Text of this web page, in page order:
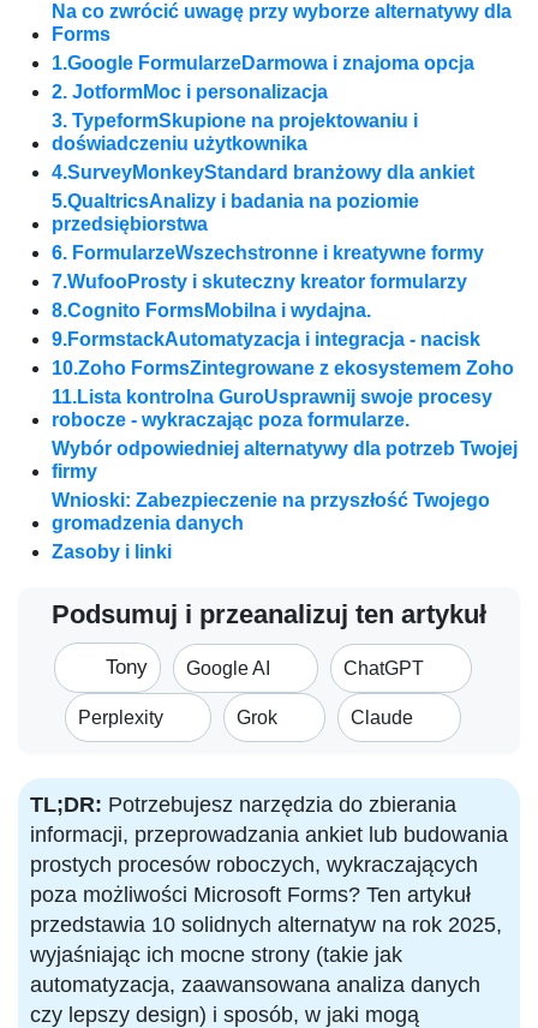
Na co zwrócić uwagę przy wyborze alternatywy dla
Forms
1.Google FormularzeDarmowa i znajoma opcja
2. JotformMoc i personalizacja
3. TypeformSkupione na projektowaniu i
doświadczeniu użytkownika
4.SurveyMonkeyStandard branżowy dla ankiet
5.QualtricsAnalizy i badania na poziomie
przedsiębiorstwa
6. FormularzeWszechstronne i kreatywne formy
7.WufooProsty i skuteczny kreator formularzy
8.Cognito FormsMobilna i wydajna.
9.FormstackAutomatyzacja i integracja - nacisk
10.Zoho FormsZintegrowane z ekosystemem Zoho
11.Lista kontrolna GuroUsprawnij swoje procesy
robocze - wykraczając poza formularze.
Wybór odpowiedniej alternatywy dla potrzeb Twojej
firmy
Wnioski: Zabezpieczenie na przyszłość Twojego
gromadzenia danych
Zasoby i linki
Podsumuj i przeanalizuj ten artykuł
Tony Google AI ChatGPT
Perplexity Grok Claude
TL;DR: Potrzebujesz narzędzia do zbierania
informacji, przeprowadzania ankiet lub budowania
prostych procesów roboczych, wykraczających
poza możliwości Microsoft Forms? Ten artykuł
przedstawia 10 solidnych alternatyw na rok 2025,
wyjaśniając ich mocne strony (takie jak
automatyzacja, zaawansowana analiza danych
czy lepszy design) i sposób, w jaki mogą